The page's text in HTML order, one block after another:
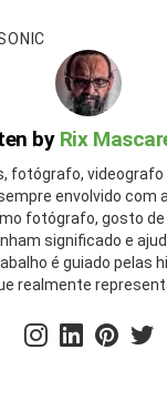
by Rix
fotógrafo, videografo
envolvido com
fotógrafo, gosto
significado e
é guiado pelas
realmente